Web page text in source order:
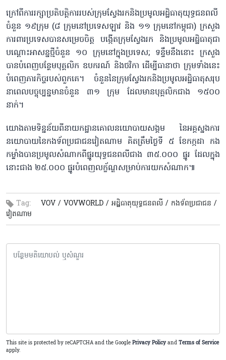
ក្រៅពីការរក្សាប្រតិបត្តិការរបស់ក្រុមស្វែងរកនិងប្រមូលអដ្ឋិធាតុយុទ្ធជន​ពលី​
ចំនួន ១៩ក្រុម (៨ ក្រុមនៅប្រទេសឡាវ និង ១១ ក្រុមនៅកម្ពុជា) ក្រសួង
ការពារប្រទេសបានសម្រេច​ចិត្ត បង្កើតក្រុមស្វែងរក និងប្រមូលអដ្ឋិធាតុជា
បណ្តោះអាសន្នថ្មី​ចំនួន ១០ ក្រុមនៅក្នុងប្រទេស; ទន្ទឹមនឹងនោះ ក្រសួង
បានបំពេញបន្ថែម​បុគ្គលិក ឧបករណ៍ និងថវិកា ដើម្បីធានាថា ក្រុមទាំងនេះ
បំពេញភារកិច្ចរបស់ពួកគេ។ ចំនួននៃក្រុមស្វែងរកនិងប្រមូលអដ្ឋិធាតុ​សរុប​
នាពេលបច្ចុប្បន្នមានចំនួន ៣១ ក្រុម ដែលមានបុគ្គលិកជាង ១៥០០
នាក់។
យោងតាមទិន្នន័យពីនាយកដ្ឋានគោលនយោបាយសង្គម នៃ​អគ្គស្នងការ
នយោបាយនៃកងទ័ពប្រជាជនវៀតណាម គិតត្រឹមថ្ងៃទី ៥ ខែកក្កដា កង
កម្លាំងបានប្រមូល​សំណាកពីផ្នូរយុទ្ធជន​ពលីជាង ៣៥.០០០ ផ្នូរ ដែលក្នុង
នោះជាង ២៥.០០០ ផ្នូរបំពេញលក្ខ័ណ្ឌសម្រាប់ការយកសំណាក៕​
Tag: VOV / VOVWORLD / អដ្ឋិធាតុយុទ្ធជន​ពលី / កងទ័ពប្រជាជន​ /
វៀតណាម​
This site is protected by reCAPTCHA and the Google Privacy Policy and Terms of Service
apply.